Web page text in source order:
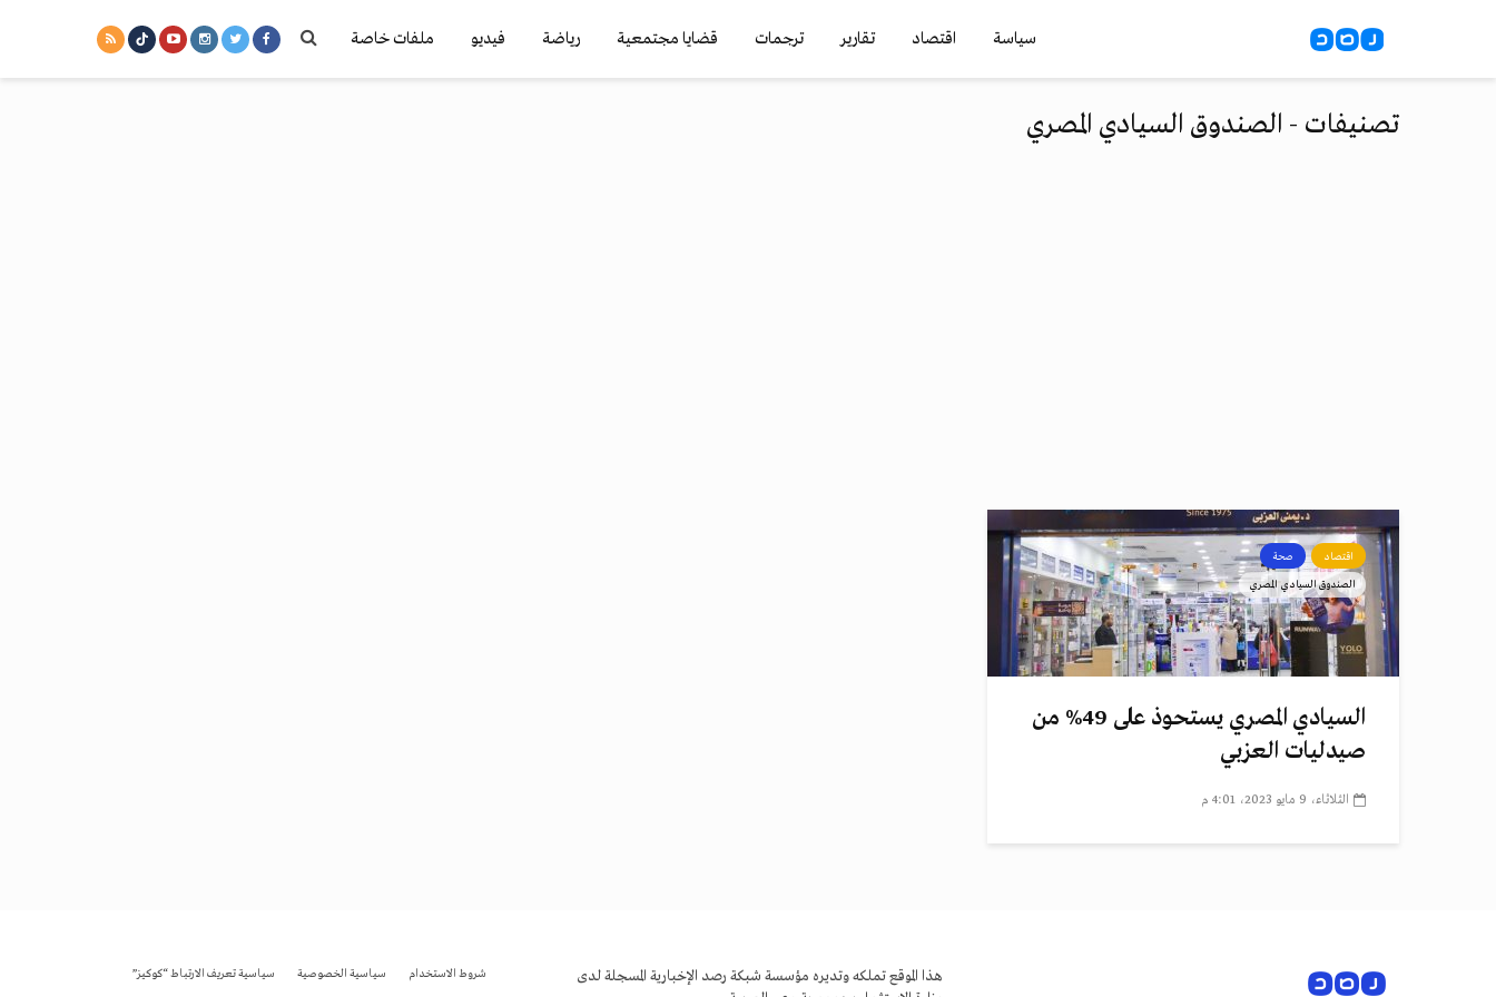
سياسة اقتصاد تقارير ترجمات قضايا مجتمعية رياضة فيديو ملفات خاصة
تصنيفات - الصندوق السيادي المصري
اقتصاد صحة
الصندوق السيادي المصري
السيادي المصري يستحوذ على 49% من
صيدليات العزبي
الثلاثاء، 9 مايو 2023، 4:01 م
هذا الموقع تملكه وتديره مؤسسة شبكة رصد الإخبارية المسجلة لدى
شروط الاستخدام سياسية الخصوصية سياسية تعريف الارتباط “كوكيز”